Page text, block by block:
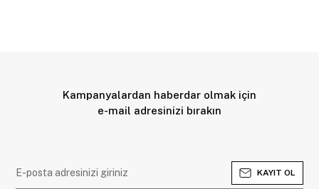
Kampanyalardan haberdar olmak için
e-mail adresinizi bırakın
KAYIT OL